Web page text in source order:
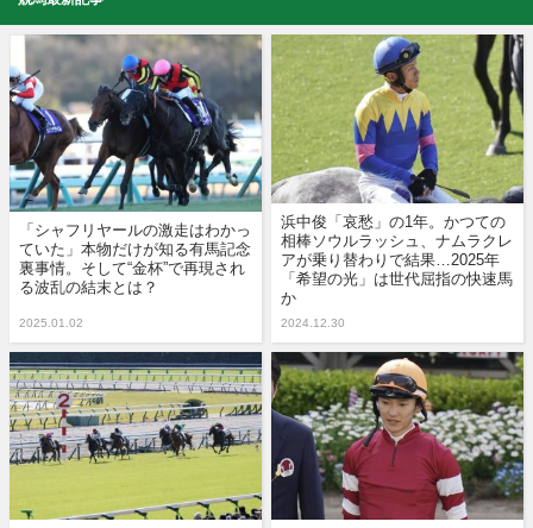
「シャフリヤールの激走はわかっ
ていた」本物だけが知る有馬記念
裏事情。そして“金杯”で再現され
る波乱の結末とは？
2025.01.02
浜中俊「哀愁」の1年。かつての
相棒ソウルラッシュ、ナムラクレ
アが乗り替わりで結果…2025年
「希望の光」は世代屈指の快速馬
か
2024.12.30